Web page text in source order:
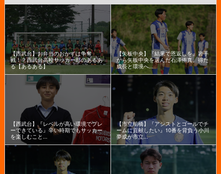
【西武台】お弁当のおかずは争奪
戦！？西武台高校サッカー部のあるあ
る【あるある】
【矢板中央】『結果で恩返しを』岩手
から矢板中央を選んだ石澤侑真。得た
成長と環境へ...
【西武台】『レベルが高い環境でプレ
ーできている』辛い時期でもサッカー
を楽しむこと...
【市立船橋】『アシストとゴールでチ
ームに貢献したい』10番を背負う小川
夢成が市立...